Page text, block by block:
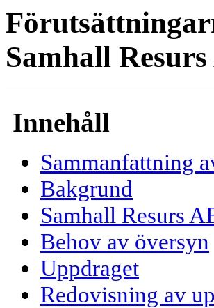
Samhall
Innehåll
Sammanfattning
Bakgrund
Samhall Resurs
Behov av översyn
Uppdraget
Redovisning av